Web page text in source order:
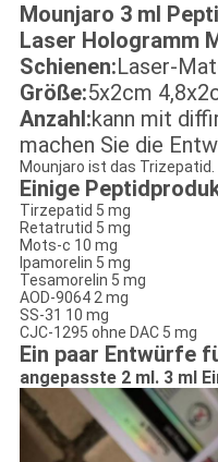
Mounjaro 3 ml
Laser Hologramm
Schienen:Laser-
Größe:5x2cm
Anzahl:kann mit
machen Sie die
Mounjaro ist das Trizepatid.
Einige
Tirzepatid 5 mg
Retatrutid 5 mg
Mots-c 10 mg
Ipamorelin 5 mg
Tesamorelin 5 mg
AOD-9064 2 mg
SS-31 10 mg
CJC-1295 ohne DAC 5 mg
Ein paar Entwürfe
angepasste 2 ml. 3 ml